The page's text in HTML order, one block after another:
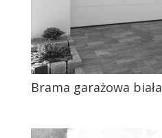
Brama garażowa biała